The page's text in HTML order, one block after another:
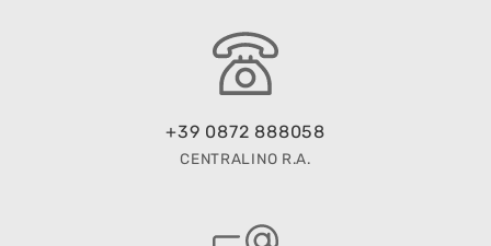
+39 0872 888058
CENTRALINO R.A.